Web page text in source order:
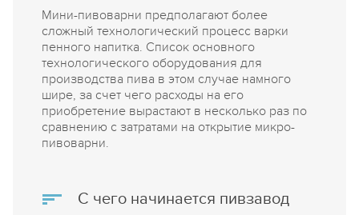
Мини-пивоварни предполагают более
сложный технологический процесс варки
пенного напитка. Список основного
технологического оборудования для
производства пива в этом случае намного
шире, за счет чего расходы на его
приобретение вырастают в несколько раз по
сравнению с затратами на открытие микро-
пивоварни.
С чего начинается пивзавод